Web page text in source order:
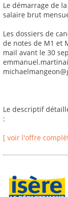
Le démarrage de
salaire brut
Les dossiers de
de notes de M1 et
mail avant le 30
Le descriptif
:
[ voir l'offre